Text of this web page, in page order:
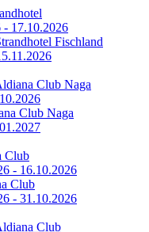
- 17.10.2026
Fischland
Club Naga
Club Naga
Club
- 16.10.2026
Club
- 31.10.2026
Club